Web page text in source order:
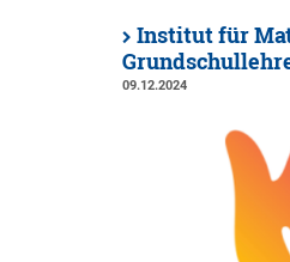
Institut für
09.12.2024